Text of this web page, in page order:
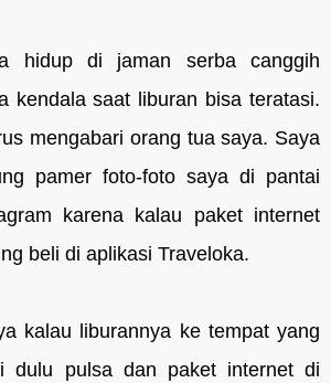
hidup di jaman serba canggih
kendala saat liburan bisa teratasi.
mengabari orang tua saya. Saya
pamer foto-foto saya di pantai
karena kalau paket internet
beli di aplikasi Traveloka.
kalau liburannya ke tempat yang
dulu pulsa dan paket internet di